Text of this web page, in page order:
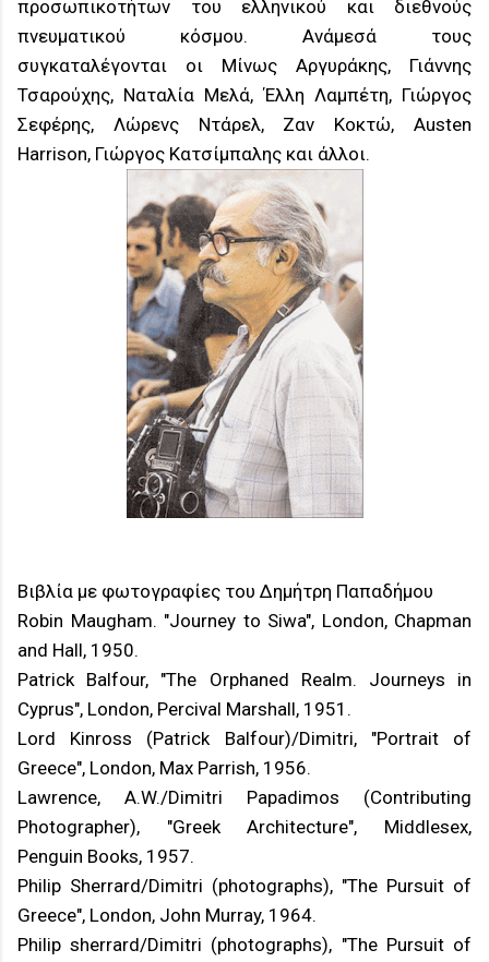
προσωπικοτήτων του ελληνικού και διεθνούς
πνευματικού κόσμου. Ανάμεσά τους
συγκαταλέγονται οι Μίνως Αργυράκης, Γιάννης
Τσαρούχης, Ναταλία Μελά, Έλλη Λαμπέτη, Γιώργος
Σεφέρης, Λώρενς Ντάρελ, Ζαν Κοκτώ, Austen
Harrison, Γιώργος Κατσίμπαλης και άλλοι.
Βιβλία με φωτογραφίες του Δημήτρη Παπαδήμου
Robin Maugham. "Journey to Siwa", London, Chapman
and Hall, 1950.
Patrick Balfour, "The Orphaned Realm. Journeys in
Cyprus", London, Percival Marshall, 1951.
Lord Kinross (Patrick Balfour)/Dimitri, "Portrait of
Greece", London, Max Parrish, 1956.
Lawrence, A.W./Dimitri Papadimos (Contributing
Photographer), "Greek Architecture", Middlesex,
Penguin Books, 1957.
Philip Sherrard/Dimitri (photographs), "The Pursuit of
Greece", London, John Murray, 1964.
Philip sherrard/Dimitri (photographs), "The Pursuit of